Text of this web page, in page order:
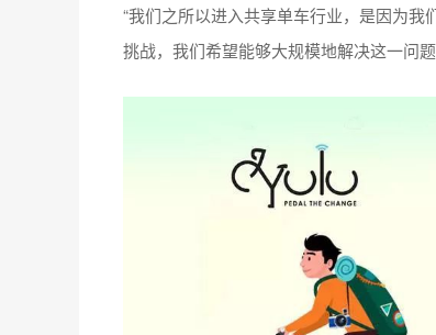
“我们之所以进入共享单车行业，是因为
挑战，我们希望能够大规模地解决这一问